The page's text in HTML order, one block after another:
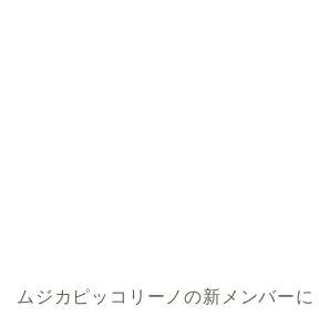
ムジカピッコリーノの新メンバー